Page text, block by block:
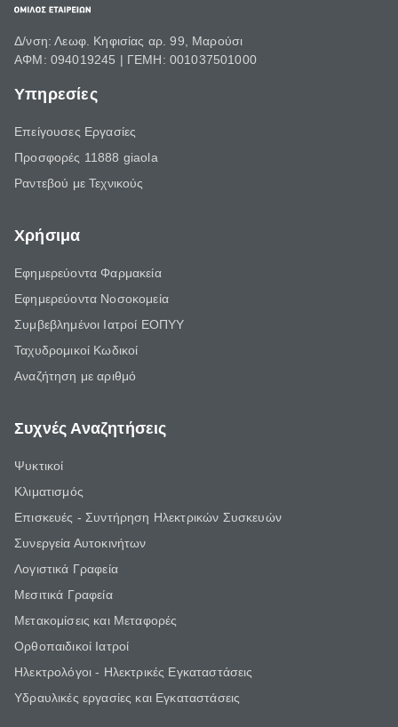
Δ/νση: Λεωφ. Κηφισίας αρ. 99, Μαρούσι
ΑΦΜ: 094019245 | ΓΕΜΗ: 001037501000
Υπηρεσίες
Επείγουσες Εργασίες
Προσφορές 11888 giaola
Ραντεβού με Τεχνικούς
Χρήσιμα
Εφημερεύοντα Φαρμακεία
Εφημερεύοντα Νοσοκομεία
Συμβεβλημένοι Ιατροί ΕΟΠΥΥ
Ταχυδρομικοί Κωδικοί
Αναζήτηση με αριθμό
Συχνές Αναζητήσεις
Ψυκτικοί
Κλιματισμός
Επισκευές - Συντήρηση Ηλεκτρικών Συσκευών
Συνεργεία Αυτοκινήτων
Λογιστικά Γραφεία
Μεσιτικά Γραφεία
Μετακομίσεις και Μεταφορές
Ορθοπαιδικοί Ιατροί
Ηλεκτρολόγοι - Ηλεκτρικές Εγκαταστάσεις
Υδραυλικές εργασίες και Εγκαταστάσεις